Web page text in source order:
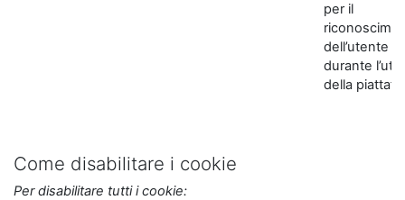
per il
dell’utente
durante
della
Come disabilitare i cookie
Per disabilitare tutti i cookie: